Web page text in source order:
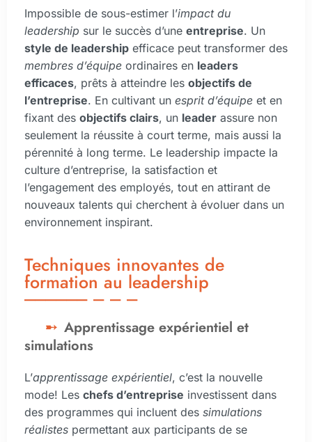
Impossible de sous-estimer l’impact du
leadership sur le succès d’une entreprise. Un
style de leadership efficace peut transformer des
membres d’équipe ordinaires en leaders
efficaces, prêts à atteindre les objectifs de
l’entreprise. En cultivant un esprit d’équipe et en
fixant des objectifs clairs, un leader assure non
seulement la réussite à court terme, mais aussi la
pérennité à long terme. Le leadership impacte la
culture d’entreprise, la satisfaction et
l’engagement des employés, tout en attirant de
nouveaux talents qui cherchent à évoluer dans un
environnement inspirant.
Techniques innovantes de
formation au leadership
Apprentissage expérientiel et
simulations
L’apprentissage expérientiel, c’est la nouvelle
mode! Les chefs d’entreprise investissent dans
des programmes qui incluent des simulations
réalistes permettant aux participants de se